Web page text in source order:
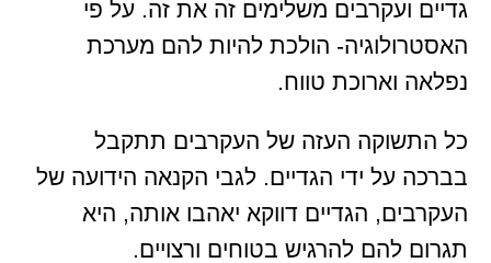
גדיים ועקרבים משלימים זה את זה. על פי
האסטרולוגיה- הולכת להיות להם מערכת
נפלאה וארוכת טווח.
כל התשוקה העזה של העקרבים תתקבל
בברכה על ידי הגדיים. לגבי הקנאה הידועה של
העקרבים, הגדיים דווקא יאהבו אותה, היא
תגרום להם להרגיש בטוחים ורצויים.